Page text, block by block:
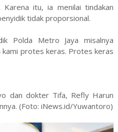
itu, ia menilai tindakan
tidak proporsional.
Polda Metro Jaya misalnya
protes keras. Protes keras
dan dokter Tifa, Refly Harun
(Foto: iNews.id/Yuwantoro)